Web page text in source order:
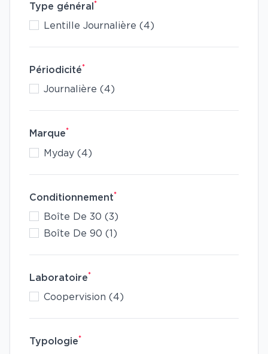
Type général*
Lentille Journalière (4)
Périodicité*
Journalière (4)
Marque*
Myday (4)
Conditionnement*
Boîte De 30 (3)
Boîte De 90 (1)
Laboratoire*
Coopervision (4)
Typologie*